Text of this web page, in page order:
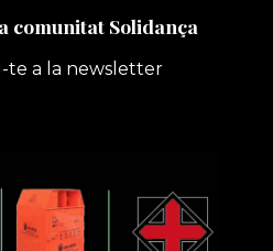
comunitat Solidança
te a la newsletter